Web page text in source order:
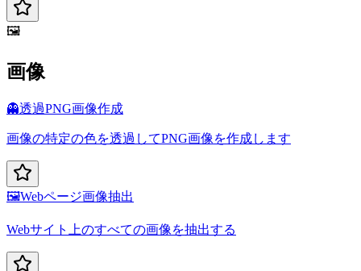
🖼️
画像
👻透過PNG画像作成
画像の特定の色を透過してPNG画像を作成します
🖼️Webページ画像抽出
Webサイト上のすべての画像を抽出する